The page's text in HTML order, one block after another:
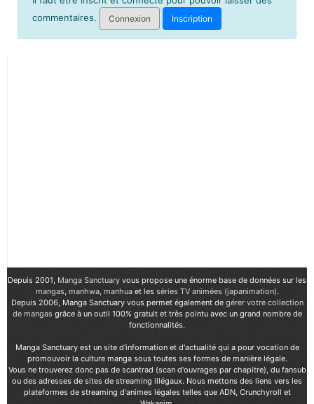
commentaires.
Connexion Inscription
Depuis 2001, Manga Sanctuary vous propose une énorme base de données sur les
mangas, manhwa, manhuaet les séries TV animées (japanimation).
Depuis 2006, Manga Sanctuary vous permet également de gérer votre collection
de mangasgrâce à un outil 100% gratuit et très pointu avec un grand nombre de
fonctionnalités.
Manga Sanctuary est un site d'information et d'actualité qui a pour vocation de
promouvoir la culture manga sous toutes ses formes de manière légale.
Vous ne trouverez donc pas de scantrad (scan d'ouvrages par chapitre), du fansub
ou des adresses de sites de streaming illégaux. Nous mettons des liens vers les
plateformes de streaming d'animes légales telles que ADN, Crunchyroll et